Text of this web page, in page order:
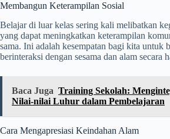
Membangun Keterampilan Sosial
Belajar di luar kelas sering kali melibatkan
yang dapat meningkatkan keterampilan
sama. Ini adalah kesempatan bagi kita untuk
berinteraksi dengan sesama dan alam secara
Baca Juga Training Sekolah:
Nilai-nilai Luhur dalam Pembelajaran
Cara Mengapresiasi Keindahan Alam